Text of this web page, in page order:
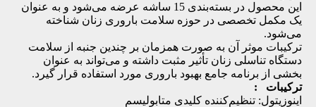
این محصول در بسته‌بندی 15 ساشه عرضه می‌شود و به عنوان
یک مکمل تخصصی در حوزه سلامت باروری زنان شناخته
می‌شود.
ترکیبات موثر آن به صورت همزمان بر چندین جنبه از سلامت
دستگاه تناسلی زنان تأثیر مثبت داشته و می‌تواند به عنوان
بخشی از برنامه جامع بهبود باروری مورد استفاده قرار گیرد.
ترکیبات :
اینوزیتول: تنظیم‌کننده کلیدی متابولیسم